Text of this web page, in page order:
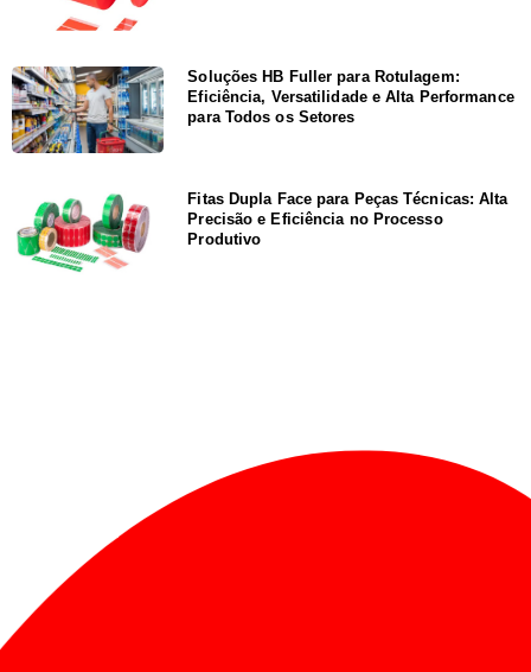
Soluções HB Fuller para Rotulagem:
Eficiência, Versatilidade e Alta Performance
para Todos os Setores
Fitas Dupla Face para Peças Técnicas: Alta
Precisão e Eficiência no Processo
Produtivo